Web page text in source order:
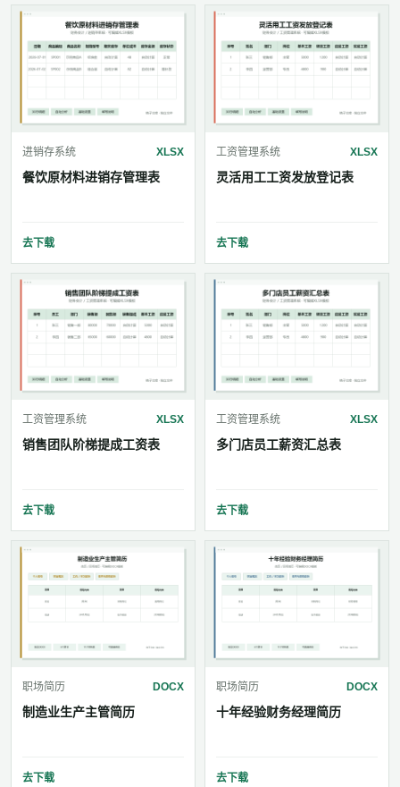
进销存系统 XLSX
餐饮原材料进销存管理表
去下载
工资管理系统 XLSX
灵活用工工资发放登记表
去下载
工资管理系统 XLSX
销售团队阶梯提成工资表
去下载
工资管理系统 XLSX
多门店员工薪资汇总表
去下载
职场简历 DOCX
制造业生产主管简历
去下载
职场简历 DOCX
十年经验财务经理简历
去下载